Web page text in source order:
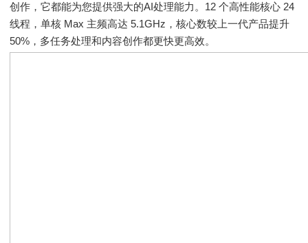
创作，它都能为您提供强大的AI处理能力。12 个高性能核心 24
线程，单核 Max 主频高达 5.1GHz，核心数较上一代产品提升
50%，多任务处理和内容创作都更快更高效。